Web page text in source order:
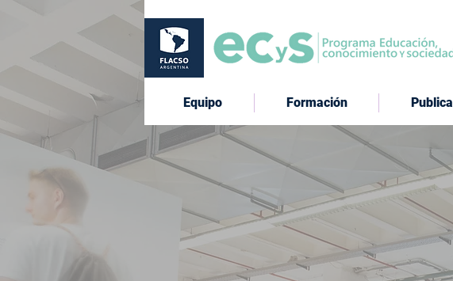
Equipo Formación